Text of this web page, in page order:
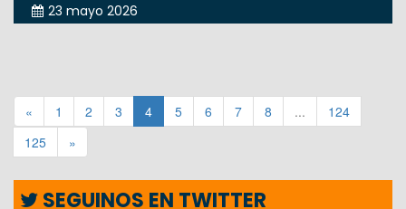
23 mayo 2026
« 1 2 3 4 5 6 7 8 ...
124
125
»
SEGUINOS EN TWITTER